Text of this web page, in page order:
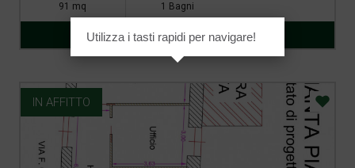
91 mq 1 Bagni
VAI ALLA SCHEDA
IN AFFITTO
Utilizza i tasti rapidi per navigare!